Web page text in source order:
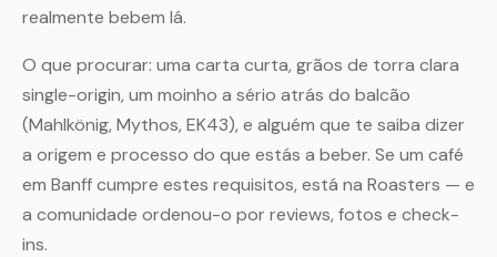
realmente bebem lá.
O que procurar: uma carta curta, grãos de torra clara
single-origin, um moinho a sério atrás do balcão
(Mahlkönig, Mythos, EK43), e alguém que te saiba dizer
a origem e processo do que estás a beber. Se um café
em Banff cumpre estes requisitos, está na Roasters — e
a comunidade ordenou-o por reviews, fotos e check-
ins.